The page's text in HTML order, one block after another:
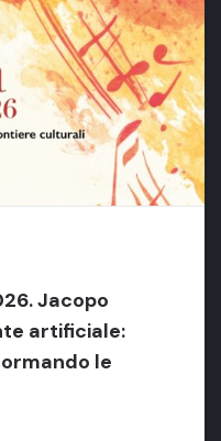
Jacopo
artificiale:
le